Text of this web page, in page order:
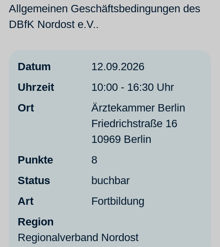
Allgemeinen Geschäftsbedingungen des
DBfK Nordost e.V..
Datum
12.09.2026
Uhrzeit
10:00 - 16:30 Uhr
Ort
Ärztekammer Berlin
Friedrichstraße 16
10969 Berlin
Punkte
8
Status
buchbar
Art
Fortbildung
Region
Regionalverband Nordost